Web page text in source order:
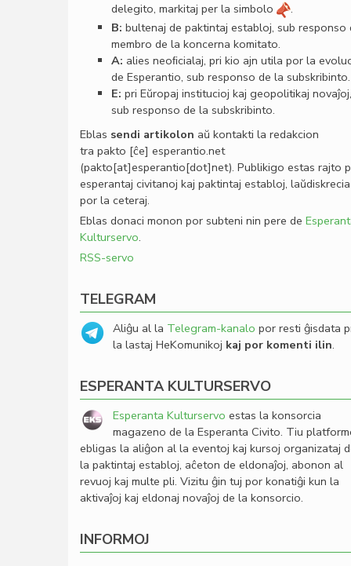
delegito, markitaj per la simbolo
.
B: bultenaj de paktintaj establoj, sub responso
membro de la koncerna komitato.
A: alies neoﬁcialaj, pri kio ajn utila por la
de Esperantio, sub responso de la subskribinto.
E: pri Eŭropaj institucioj kaj geopolitikaj novaĵoj,
sub responso de la subskribinto.
Eblas sendi artikolon aŭ kontakti la redakcion
tra pakto [ĉe] esperantio.net
(pakto[at]esperantio[dot]net). Publikigo estas rajto
esperantaj civitanoj kaj paktintaj establoj, laŭdiskrecia
por la ceteraj.
Eblas donaci monon por subteni nin pere de
Kulturservo.
RSS-servo
TELEGRAM
Aliĝu al la Telegram-kanalo por resti ĝisdata
la lastaj HeKomunikoj kaj por komenti ilin.
ESPERANTA KULTURSERVO
Esperanta Kulturservo estas la konsorcia
magazeno de la Esperanta Civito. Tiu
ebligas la aliĝon al la eventoj kaj kursoj organizataj
la paktintaj establoj, aĉeton de eldonaĵoj, abonon al
revuoj kaj multe pli. Vizitu ĝin tuj por konatiĝi kun la
aktivaĵoj kaj eldonaj novaĵoj de la konsorcio.
INFORMOJ